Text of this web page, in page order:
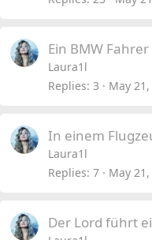
Ein BMW
Laura1l
Replies 3 May
In einem
Laura1l
Replies 7 May
Der Lord führt